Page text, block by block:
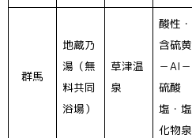
群馬
地蔵乃
湯（無
料共同
浴場）
草津温
泉
酸性・
含硫黄
－Al－
硫酸
塩・塩
化物泉